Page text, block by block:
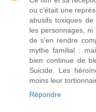
ou c'était une
abusifs toxiques
les personnages,
de s'en rendre
mythe familial :
bien continue de
Suicide. Les
moins leur
Répondre